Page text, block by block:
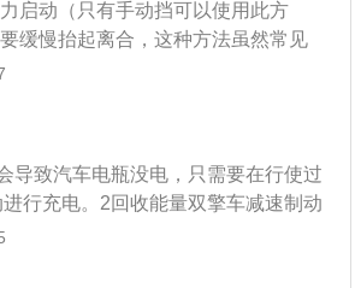
并且正极上使用红色夹头，负极使
的车辆发动机再启动，启动成功
外被救援车辆发动机启动的时候，
结实，接下来就可以牵引。启动时
意行车安全，如果后面来车，要及
等待4S店救援。电池没电需要进行
没电的情况。蓄电池的相关内容：
启动（只有手动挡可以使用此方
缓慢抬起离合，这种方法虽然常见
到两三个推车的朋友才行，实行起
另一端的红色电线钳在施救车'的红
'的黑色负极电池上。(4)接着把黑色
动'施救车'的引擎，然后再启动"被救
金属接触部分是否接触不良。当救
车辆负极搭铁线，再取救援车上负
导致汽车电瓶没电，只需要在行使过
行充电。2回收能量双擎车减速制动
能量储存到HV蓄电池中。3纯电行